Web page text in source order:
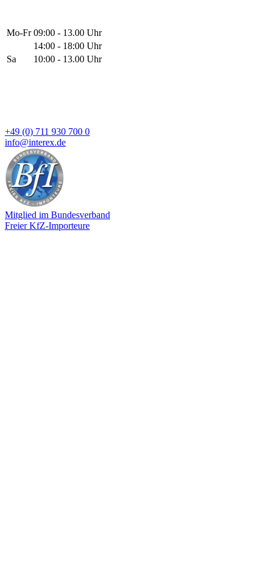
Mo-Fr 09:00 - 13.00 Uhr
14:00 - 18:00 Uhr
Sa
10:00 - 13.00 Uhr
+49 (0) 711 930 700 0
info@interex.de
Mitglied im Bundesverband
Freier KfZ-Importeure